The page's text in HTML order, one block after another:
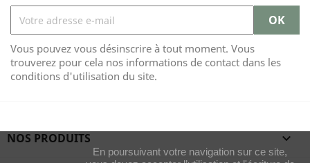
Vous pouvez vous désinscrire à tout moment. Vous
trouverez pour cela nos informations de contact dans les
conditions d'utilisation du site.
NOS PRODUITS 
En poursuivant votre navigation sur ce site,